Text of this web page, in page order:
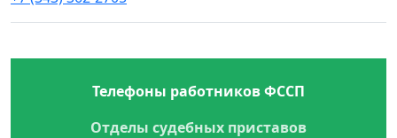
Телефоны работников ФССП
Отделы судебных приставов